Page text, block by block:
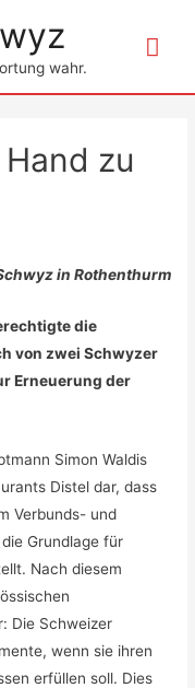
wahr.
zu
in Rothenthurm
die
von zwei Schwyzer
Erneuerung der
Simon Waldis
Distel dar, dass
Verbunds- und
Grundlage für
Nach diesem
Die Schweizer
wenn sie ihren
erfüllen soll. Dies